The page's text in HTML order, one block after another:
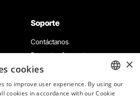
Soporte
Contáctanos
Preguntas frecuentes
Términos y condiciones
Política de privacidad y cookies
Trabaja con nosotrosENGLISH
×
cookies
to improve user experience. By using our
cookies in accordance with our Cookie